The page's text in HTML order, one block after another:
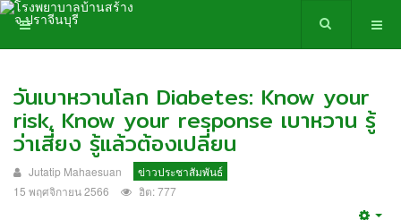
วันเบาหวานโลก Diabetes: Know your
risk, Know your response เบาหวาน รู้
ว่าเสี่ยง รู้แล้วต้องเปลี่ยน
Jutatip Mahaesuan
ข่าวประชาสัมพันธ์
15 พฤศจิกายน 2566
ฮิต: 777